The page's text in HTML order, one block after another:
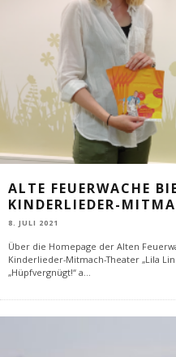
ALTE FEUERWACHE
KINDERLIEDER-
8. JULI 2021
Über die Homepage der Alten
Kinderlieder-Mitmach-Theater „Lila
„Hüpfvergnügt!“ a...